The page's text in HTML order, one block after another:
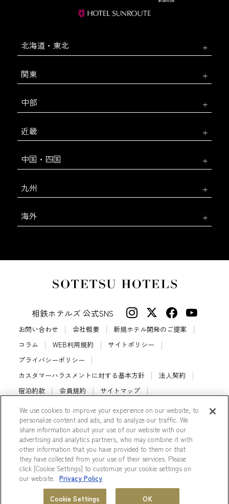
会員プログラム
北海道・東北
関東
中部
近畿
中国・四国
九州
海外
相鉄ホテルズ 公式SNS
お問い合わせ 会社概要
新規ホテル開発のご提案
コラム
WEB利用規約
サイトポリシー
プライバシーポリシー
カスタマーハラスメントに対する基本方針
法人契約
宿泊約款
会員規約
サイトマップ
相鉄ホテルズ パートナーホテル加盟募集のご案内
採用情報
Cookie Settings
© Sotetsu Hotel Management CO., LTD.
We use cookies to improve your experience on our website, to
personalize content and ads, and to analyze our traffic. We
share information about your use of our website with our
advertising and analytics partners, who may combine it with
other information that you have provided to them or that
they have collected from your use of their services. Please
click [Cookie Settings] to customize your cookie settings on
our website. Privacy Policy
Cookie Settings OK